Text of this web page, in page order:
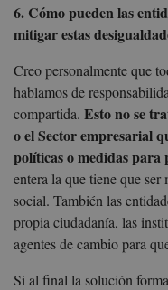
6. Cómo pueden las
mitigar estas
Creo personalmente que
hablamos de
compartida. Esto no se
o el Sector empresarial
políticas o medidas para
entera la que tiene que
social. También las
propia ciudadanía, las
agentes de cambio para
Si al final la solución